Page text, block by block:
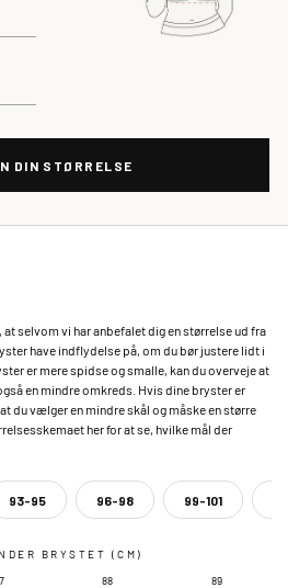
DIN STØRRELSE
selvom vi har anbefalet dig en størrelse ud fra
have indflydelse på, om du bør justere lidt i
er mere spidse og smalle, kan du overveje at
en mindre omkreds. Hvis dine bryster er
du vælger en mindre skål og måske en større
her for at se, hvilke mål der
93-95 96-98 99-101
BRYSTET (CM)
88 89